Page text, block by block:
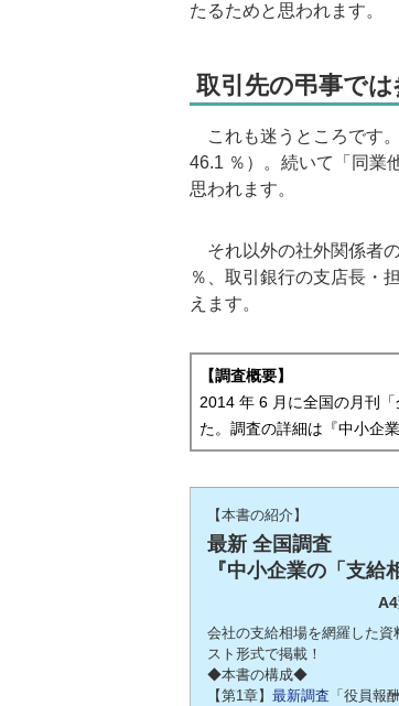
たるためと思われます。
取引先の弔事で
これも迷うところです
46.1 ％）。続いて「同業
思われます。
それ以外の社外関係者
％、取引銀行の支店長・
えます。
【調査概要】
2014 年 6 月に全国の月刊
た。調査の詳細は『中小企
【本書の紹介】
最新 全国調査
『中小企業の「支給
会社の支給相場を網羅した
スト形式で掲載！
◆本書の構成◆
【第1章】 最新調査 「役員報